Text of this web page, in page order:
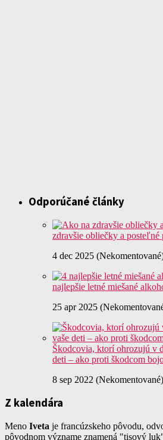
Odporúčané články
zdravšie obliečky a posteľné
4 dec 2025
najlepšie letné miešané
25 apr 2025
Škodcovia, ktorí ohrozujú v
deti – ako proti škodcom
8 sep 2022 (Nekomentované)
Z kalendára
Meno Iveta je francúzskeho pôvodu,
pôvodnom význame znamená "tisový